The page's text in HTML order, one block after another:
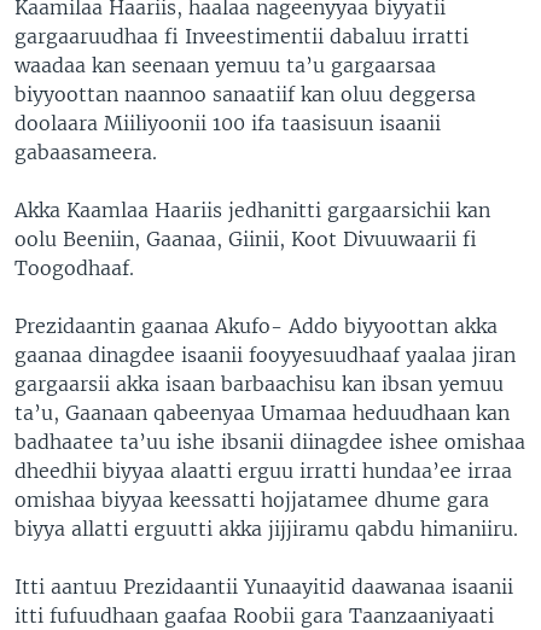
Kaamilaa Haariis, haalaa nageenyyaa biyyatii
gargaaruudhaa fi Inveestimentii dabaluu irratti
waadaa kan seenaan yemuu ta’u gargaarsaa
biyyoottan naannoo sanaatiif kan oluu deggersa
doolaara Miiliyoonii 100 ifa taasisuun isaanii
gabaasameera.
Akka Kaamlaa Haariis jedhanitti gargaarsichii kan
oolu Beeniin, Gaanaa, Giinii, Koot Divuuwaarii fi
Toogodhaaf.
Prezidaantin gaanaa Akufo- Addo biyyoottan akka
gaanaa dinagdee isaanii fooyyesuudhaaf yaalaa jiran
gargaarsii akka isaan barbaachisu kan ibsan yemuu
ta’u, Gaanaan qabeenyaa Umamaa heduudhaan kan
badhaatee ta’uu ishe ibsanii diinagdee ishee omishaa
dheedhii biyyaa alaatti erguu irratti hundaa’ee irraa
omishaa biyyaa keessatti hojjatamee dhume gara
biyya allatti erguutti akka jijjiramu qabdu himaniiru.
Itti aantuu Prezidaantii Yunaayitid daawanaa isaanii
itti fufuudhaan gaafaa Roobii gara Taanzaaniyaati